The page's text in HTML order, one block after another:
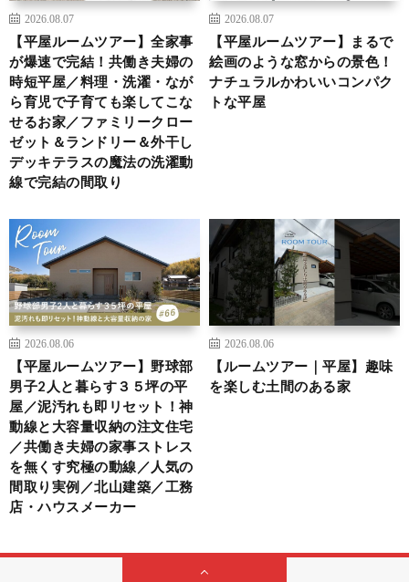
2026.08.07
【平屋ルームツアー】全家事
が爆速で完結！共働き夫婦の
時短平屋／料理・洗濯・なが
ら育児で子育ても楽してこな
せるお家／ファミリークロー
ゼット＆ランドリー＆外干し
デッキテラスの魔法の洗濯動
線で完結の間取り
2026.08.07
【平屋ルームツアー】まるで
絵画のような窓からの景色！
ナチュラルかわいいコンパク
トな平屋
2026.08.06
【平屋ルームツアー】野球部
男子2人と暮らす３５坪の平
屋／泥汚れも即リセット！神
動線と大容量収納の注文住宅
／共働き夫婦の家事ストレス
を無くす究極の動線／人気の
間取り実例／北山建築／工務
店・ハウスメーカー
2026.08.06
【ルームツアー｜平屋】趣味
を楽しむ土間のある家